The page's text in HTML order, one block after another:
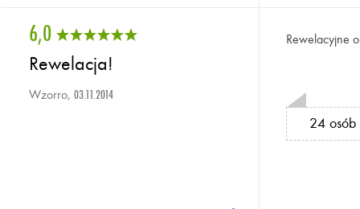
6,0
Rewelacja!
Wzorro, 03.11.2014
Rewelacyjne
24 osób